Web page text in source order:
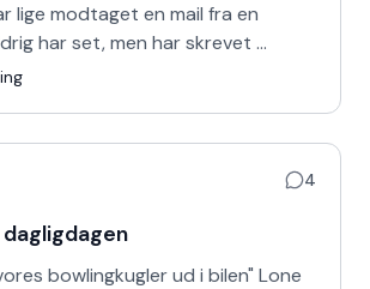
lige modtaget en mail fra en
har set, men har skrevet …
4
bowlingkugler ud i bilen" Lone